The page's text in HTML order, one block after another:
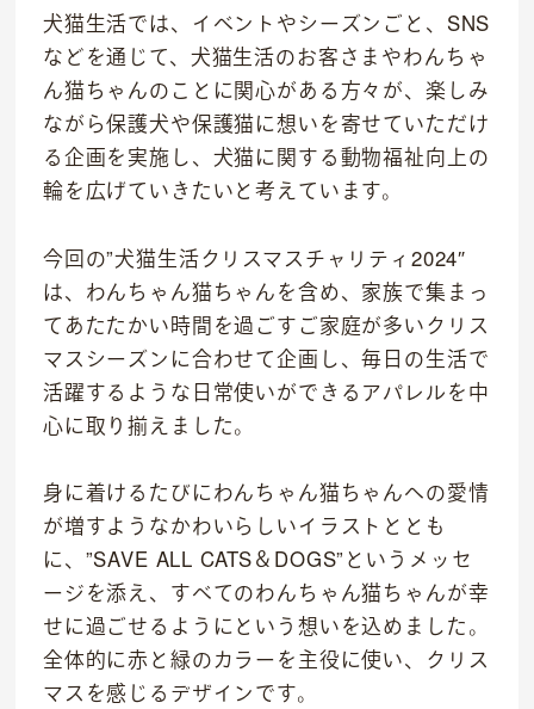
犬猫生活では、イベントやシーズンごと、SNS
などを通じて、犬猫生活のお客さまやわんちゃ
ん猫ちゃんのことに関心がある方々が、楽しみ
ながら保護犬や保護猫に想いを寄せていただけ
る企画を実施し、犬猫に関する動物福祉向上の
輪を広げていきたいと考えています。
今回の”犬猫生活クリスマスチャリティ2024″
は、わんちゃん猫ちゃんを含め、家族で集まっ
てあたたかい時間を過ごすご家庭が多いクリス
マスシーズンに合わせて企画し、毎日の生活で
活躍するような日常使いができるアパレルを中
心に取り揃えました。
身に着けるたびにわんちゃん猫ちゃんへの愛情
が増すようなかわいらしいイラストととも
に、”SAVE ALL CATS＆DOGS”というメッセ
ージを添え、すべてのわんちゃん猫ちゃんが幸
せに過ごせるようにという想いを込めました。
全体的に赤と緑のカラーを主役に使い、クリス
マスを感じるデザインです。